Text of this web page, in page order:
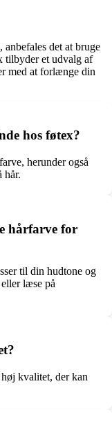
anbefales det at bruge
tilbyder et udvalg af
med at forlænge din
hos føtex?
herunder også
hår.
hårfarve for
til din hudtone og
læse på
kvalitet, der kan